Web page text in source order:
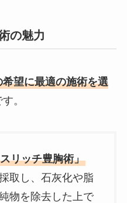
の魅力
希望に最適の施術を選
。
リッチ豊胸術」
取し、石灰化や脂
物を除去した上で